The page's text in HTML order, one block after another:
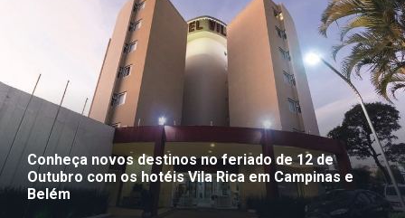
Conheça novos destinos no feriado de 12 de
Outubro com os hotéis Vila Rica em Campinas e
Belém